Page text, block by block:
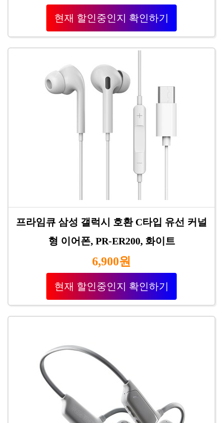
현재 할인중인지 확인하기
프라임큐 삼성 갤럭시 호환 C타입 유선 커널
형 이어폰, PR-ER200, 화이트
6,900원
현재 할인중인지 확인하기